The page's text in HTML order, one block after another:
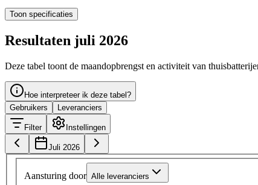
Toon specificaties
Resultaten juli 2026
Deze tabel toont de maandopbrengst en activiteit van
Hoe interpreteer ik deze tabel?
Gebruikers
Leveranciers
Filter Instellingen
Juli 2026
Aansturing door Alle leveranciers